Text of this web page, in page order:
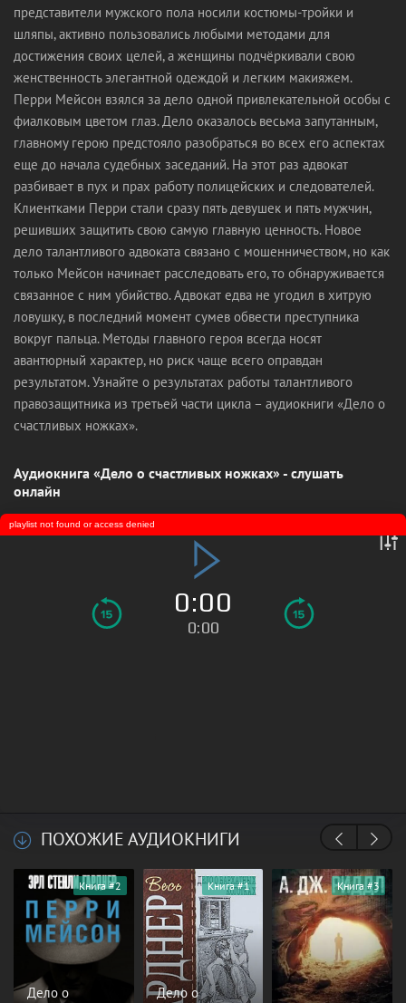
представители мужского пола носили костюмы-тройки и
шляпы, активно пользовались любыми методами для
достижения своих целей, а женщины подчёркивали свою
женственность элегантной одеждой и легким макияжем.
Перри Мейсон взялся за дело одной привлекательной особы с
фиалковым цветом глаз. Дело оказалось весьма запутанным,
главному герою предстояло разобраться во всех его аспектах
еще до начала судебных заседаний. На этот раз адвокат
разбивает в пух и прах работу полицейских и следователей.
Клиентками Перри стали сразу пять девушек и пять мужчин,
решивших защитить свою самую главную ценность. Новое
дело талантливого адвоката связано с мошенничеством, но как
только Мейсон начинает расследовать его, то обнаруживается
связанное с ним убийство. Адвокат едва не угодил в хитрую
ловушку, в последний момент сумев обвести преступника
вокруг пальца. Методы главного героя всегда носят
авантюрный характер, но риск чаще всего оправдан
результатом. Узнайте о результатах работы талантливого
правозащитника из третьей части цикла – аудиокниги «Дело о
счастливых ножках».
Аудиокнига «Дело о счастливых ножках» - слушать
онлайн
0:00
0:00
playlist not found or access denied
ПОХОЖИЕ АУДИОКНИГИ
Дело о
Книга #2
Дело о
Книга #1 Книга #3